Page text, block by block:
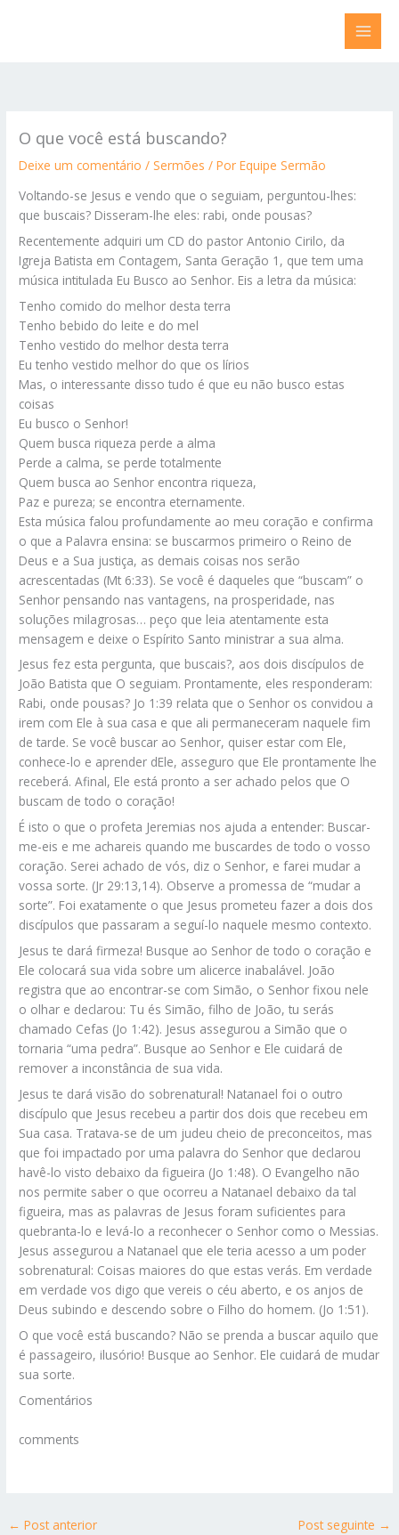
O que você está buscando?
Deixe um comentário /Sermões / PorEquipe Sermão
Voltando-se Jesus e vendo que o seguiam, perguntou-lhes:
que buscais? Disseram-lhe eles: rabi, onde pousas?
Recentemente adquiri um CD do pastor Antonio Cirilo, da
Igreja Batista em Contagem, Santa Geração 1, que tem uma
música intitulada Eu Busco ao Senhor. Eis a letra da música:
Tenho comido do melhor desta terra
Tenho bebido do leite e do mel
Tenho vestido do melhor desta terra
Eu tenho vestido melhor do que os lírios
Mas, o interessante disso tudo é que eu não busco estas
coisas
Eu busco o Senhor!
Quem busca riqueza perde a alma
Perde a calma, se perde totalmente
Quem busca ao Senhor encontra riqueza,
Paz e pureza; se encontra eternamente.
Esta música falou profundamente ao meu coração e confirma
o que a Palavra ensina: se buscarmos primeiro o Reino de
Deus e a Sua justiça, as demais coisas nos serão
acrescentadas (Mt 6:33). Se você é daqueles que “buscam” o
Senhor pensando nas vantagens, na prosperidade, nas
soluções milagrosas… peço que leia atentamente esta
mensagem e deixe o Espírito Santo ministrar a sua alma.
Jesus fez esta pergunta, que buscais?, aos dois discípulos de
João Batista que O seguiam. Prontamente, eles responderam:
Rabi, onde pousas? Jo 1:39 relata que o Senhor os convidou a
irem com Ele à sua casa e que ali permaneceram naquele fim
de tarde. Se você buscar ao Senhor, quiser estar com Ele,
conhece-lo e aprender dEle, asseguro que Ele prontamente lhe
receberá. Afinal, Ele está pronto a ser achado pelos que O
buscam de todo o coração!
É isto o que o profeta Jeremias nos ajuda a entender: Buscar-
me-eis e me achareis quando me buscardes de todo o vosso
coração. Serei achado de vós, diz o Senhor, e farei mudar a
vossa sorte. (Jr 29:13,14). Observe a promessa de “mudar a
sorte”. Foi exatamente o que Jesus prometeu fazer a dois dos
discípulos que passaram a seguí-lo naquele mesmo contexto.
Jesus te dará firmeza! Busque ao Senhor de todo o coração e
Ele colocará sua vida sobre um alicerce inabalável. João
registra que ao encontrar-se com Simão, o Senhor fixou nele
o olhar e declarou: Tu és Simão, filho de João, tu serás
chamado Cefas (Jo 1:42). Jesus assegurou a Simão que o
tornaria “uma pedra”. Busque ao Senhor e Ele cuidará de
remover a inconstância de sua vida.
Jesus te dará visão do sobrenatural! Natanael foi o outro
discípulo que Jesus recebeu a partir dos dois que recebeu em
Sua casa. Tratava-se de um judeu cheio de preconceitos, mas
que foi impactado por uma palavra do Senhor que declarou
havê-lo visto debaixo da figueira (Jo 1:48). O Evangelho não
nos permite saber o que ocorreu a Natanael debaixo da tal
figueira, mas as palavras de Jesus foram suficientes para
quebranta-lo e levá-lo a reconhecer o Senhor como o Messias.
Jesus assegurou a Natanael que ele teria acesso a um poder
sobrenatural: Coisas maiores do que estas verás. Em verdade
em verdade vos digo que vereis o céu aberto, e os anjos de
Deus subindo e descendo sobre o Filho do homem. (Jo 1:51).
O que você está buscando? Não se prenda a buscar aquilo que
é passageiro, ilusório! Busque ao Senhor. Ele cuidará de mudar
sua sorte.
Comentários
comments
← Post anterior Post seguinte →